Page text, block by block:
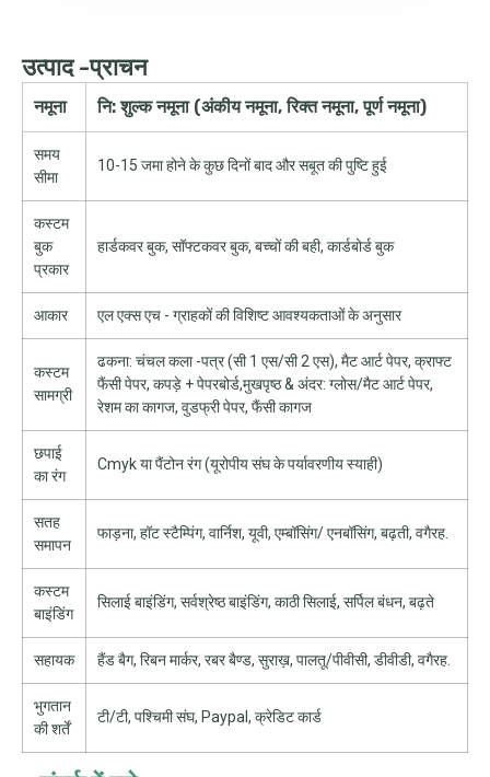
उत्पाद -प्राचन
नमूना नि: शुल्क नमूना (अंकीय नमूना, रिक्त नमूना, पूर्ण नमूना)
समय
सीमा
10-15 जमा होने के कुछ दिनों बाद और सबूत की पुष्टि हुई
कस्टम
बुक
प्रकार
हार्डकवर बुक, सॉफ्टकवर बुक, बच्चों की बही, कार्डबोर्ड बुक
आकार एल एक्स एच - ग्राहकों की विशिष्ट आवश्यकताओं के अनुसार
कस्टम
सामग्री
ढकना: चंचल कला -पत्र (सी 1 एस/सी 2 एस), मैट आर्ट पेपर, क्राफ्ट
फैंसी पेपर, कपड़े + पेपरबोर्ड,मुखपृष्ठ & अंदर: ग्लोस/मैट आर्ट पेपर,
रेशम का कागज, वुडफ्री पेपर, फैंसी कागज
छपाई
का रंग
Cmyk या पैंटोन रंग (यूरोपीय संघ के पर्यावरणीय स्याही)
सतह
समापन
फाड़ना, हॉट स्टैम्पिंग, वार्निश, यूवी, एम्बॉसिंग/ एनबॉसिंग, बढ़ती, वगैरह.
कस्टम
बाइंडिंग
सिलाई बाइंडिंग, सर्वश्रेष्ठ बाइंडिंग, काठी सिलाई, सर्पिल बंधन, बढ़ते
सहायक हैंड बैग, रिबन मार्कर, रबर बैण्ड, सुराख़, पालतू/पीवीसी, डीवीडी, वगैरह.
भुगतान
की शर्तें
टी/टी, पश्चिमी संघ, Paypal, क्रेडिट कार्ड